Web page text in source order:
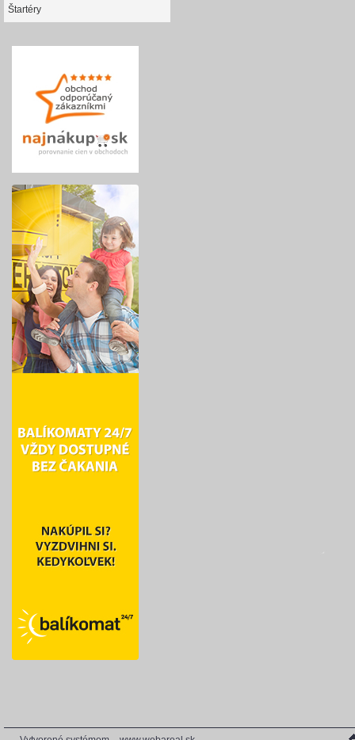
Štartéry